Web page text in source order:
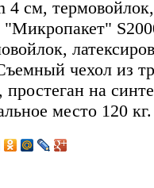
4 см,
"Микропакет"
чехол из
простеган на
место 120 кг.